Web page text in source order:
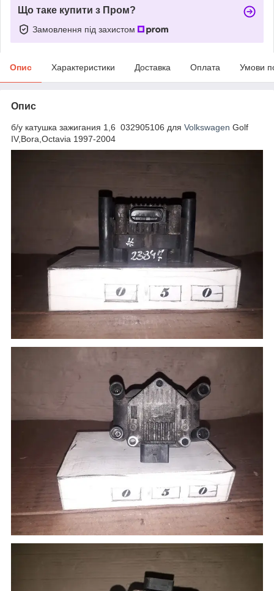
Що таке купити з Пром?
Замовлення під захистом
Опис Характеристики Доставка Оплата Умови
Опис
б/у катушка зажигания 1,6 032905106 для Volkswagen Golf
IV,Bora,Octavia 1997-2004